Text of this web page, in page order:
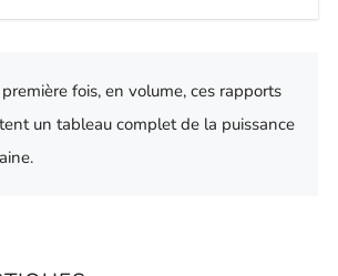
fois, en volume, ces rapports
un tableau complet de la puissance